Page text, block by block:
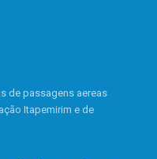
de passagens aereas
Itapemirim e de